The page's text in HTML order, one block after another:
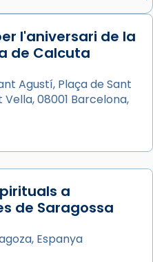
la visita apostòlica
Barcelona, i als
de Barcelona.
el cardenal Joan
l'aniversari de la
de Calcuta
Agustí, Plaça de Sant
Vella, 08001 Barcelona,
a
de Saragossa
Espanya